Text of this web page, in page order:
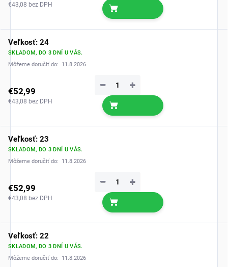
€43,08 bez DPH
Veľkosť: 24
SKLADOM, DO 3 DNÍ U VÁS.
Môžeme doručiť do:
11.8.2026
€52,99
€43,08 bez DPH
+
−
Veľkosť: 23
SKLADOM, DO 3 DNÍ U VÁS.
Môžeme doručiť do:
11.8.2026
€52,99
€43,08 bez DPH
+
−
Veľkosť: 22
SKLADOM, DO 3 DNÍ U VÁS.
Môžeme doručiť do:
11.8.2026